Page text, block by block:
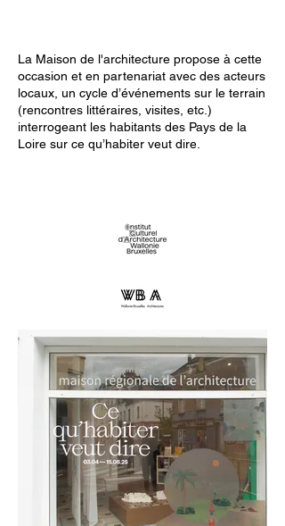
La Maison de l'architecture propose à cette
occasion et en partenariat avec des acteurs
locaux, un cycle d’événements sur le terrain
(rencontres littéraires, visites, etc.)
interrogeant les habitants des Pays de la
Loire sur ce qu’habiter veut dire.